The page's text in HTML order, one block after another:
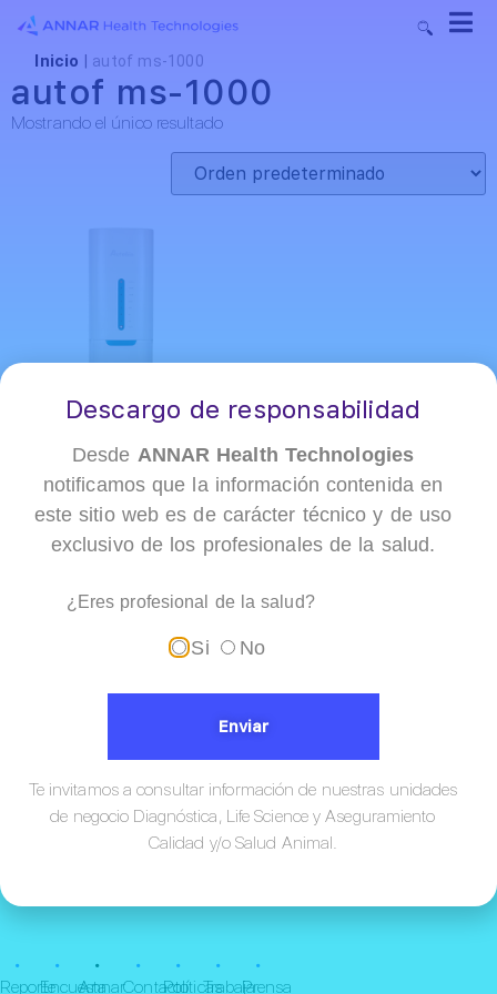
Inicio autof ms-1000
autof ms-1000
Mostrando el único resultado
AUTOF MS 1000
¡Conócenos!
•
Reporte
•
Encuesta
•
Annar
•
Contacto
•
Políticas
•
Trabaja
•
Prensa
Descargo de responsabilidad
Desde ANNAR Health Technologies
notificamos que la información contenida en
este sitio web es de carácter técnico y de uso
exclusivo de los profesionales de la salud.
¿Eres profesional de la salud?
Si No
Enviar
Te invitamos a consultar información de nuestras unidades
de negocio Diagnóstica, Life Science y Aseguramiento
Calidad y/o Salud Animal.